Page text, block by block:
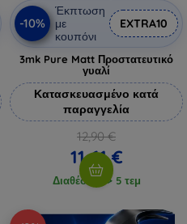
-10%
Έκπτωση
με
κουπόνι
EXTRA10
3mk Pure Matt Προστατευτικό
γυαλί
Κατασκευασμένο κατά
παραγγελία
12,90 €
11,61 €
Διαθέσιμο > 5 τεμ